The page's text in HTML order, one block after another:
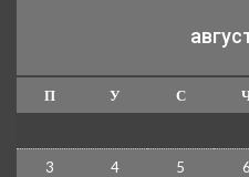
П У С
3 4 5 6